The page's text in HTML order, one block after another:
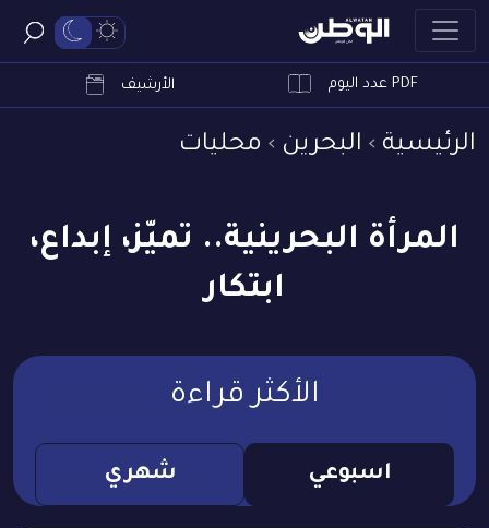
PDF عدد اليوم الأرشيف
الرئيسية البحرين محليات
المرأة البحرينية.. تميّز، إبداع،
ابتكار
الأكثر قراءة
اسبوعي شهري